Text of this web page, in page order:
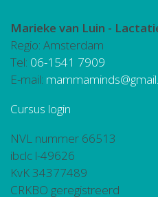
Marieke van Luin -
Regio: Amsterdam
Tel: 06-1541 7909
E-mail:
Cursus login
NVL nummer 66513
ibclc l-49626
KvK 34377489
CRKBO geregistreerd